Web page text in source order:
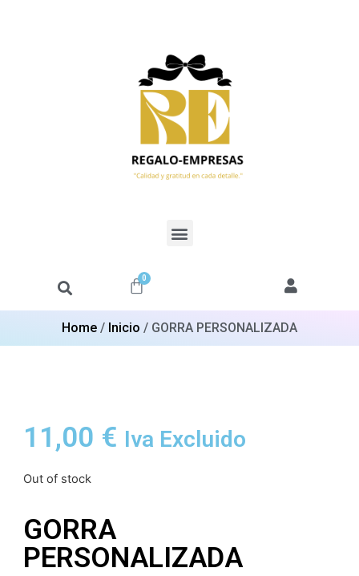
0
Home / Inicio / GORRA PERSONALIZADA
11,00 € Iva Excluido
Out of stock
GORRA
PERSONALIZADA